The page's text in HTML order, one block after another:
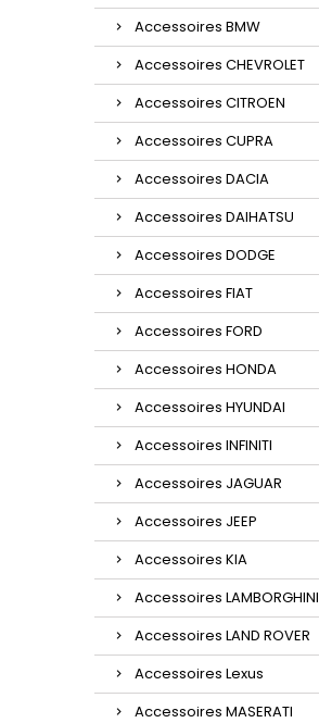
Accessoires BMW
Accessoires CHEVROLET
Accessoires CITROEN
Accessoires CUPRA
Accessoires DACIA
Accessoires DAIHATSU
Accessoires DODGE
Accessoires FIAT
Accessoires FORD
Accessoires HONDA
Accessoires HYUNDAI
Accessoires INFINITI
Accessoires JAGUAR
Accessoires JEEP
Accessoires KIA
Accessoires LAMBORGHINI
Accessoires LAND ROVER
Accessoires Lexus
Accessoires MASERATI